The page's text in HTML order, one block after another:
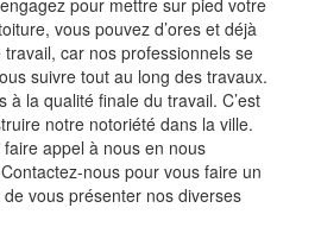
pour mettre sur pied votre
vous pouvez d’ores et déjà
car nos professionnels se
suivre tout au long des travaux.
à la qualité finale du travail. C’est
notre notoriété dans la ville.
faire appel à nous en nous
nous pour vous faire un
vous présenter nos diverses